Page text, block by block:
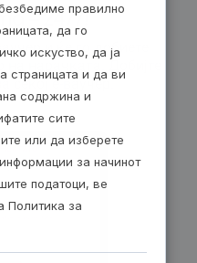
– 24/7!
и ќе го добиете
нарачката. Добијте
секој е-ваучер.
правилно
да го
искуство, да ја
страницата и да ви
содржина и
сите
или да изберете
за начинот
податоци, ве
Политика за